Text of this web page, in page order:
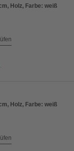
Holz, Farbe: weiß
Holz, Farbe: weiß